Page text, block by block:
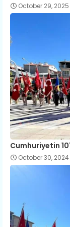
October 29, 2025
Cumhuriyetin
October 30, 2024